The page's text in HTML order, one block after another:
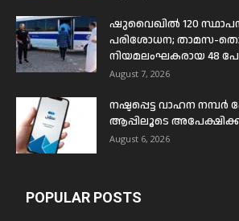
ഷുവൈഖിൽ 120
പരിശോധന; താമസ-
നിയമലംഘകരായ 48
August 7, 2026
നഷ്ടപ്പെട്ട വാഹന നമ്പർ
ആപ്പിലൂടെ
August 6, 2026
POPULAR POSTS